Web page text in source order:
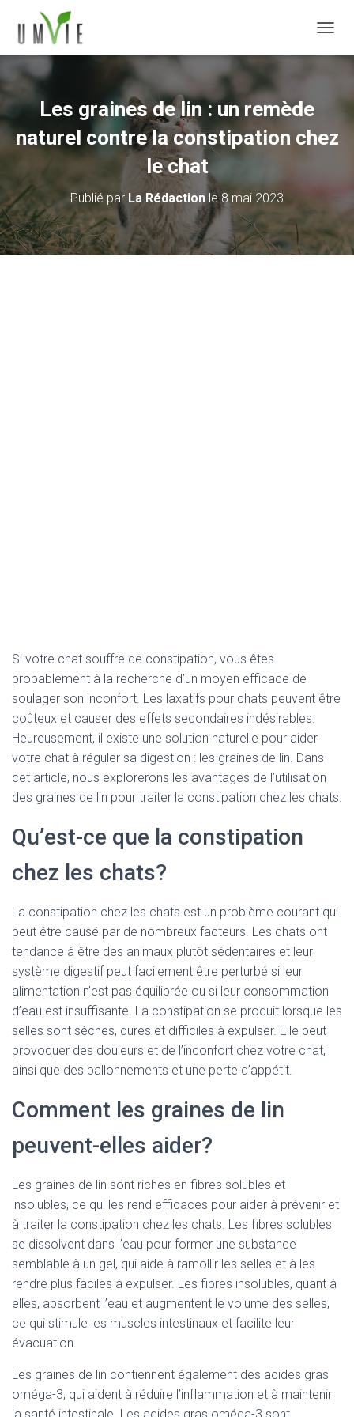
Les graines de lin : un remède
naturel contre la constipation chez
le chat
Publié par La Rédactionle8 mai 2023
Si votre chat souffre de constipation, vous êtes
probablement à la recherche d’un moyen efficace de
soulager son inconfort. Les laxatifs pour chats peuvent être
coûteux et causer des effets secondaires indésirables.
Heureusement, il existe une solution naturelle pour aider
votre chat à réguler sa digestion : les graines de lin. Dans
cet article, nous explorerons les avantages de l’utilisation
des graines de lin pour traiter la constipation chez les chats.
Qu’est-ce que la constipation
chez les chats?
La constipation chez les chats est un problème courant qui
peut être causé par de nombreux facteurs. Les chats ont
tendance à être des animaux plutôt sédentaires et leur
système digestif peut facilement être perturbé si leur
alimentation n’est pas équilibrée ou si leur consommation
d’eau est insuffisante. La constipation se produit lorsque les
selles sont sèches, dures et difficiles à expulser. Elle peut
provoquer des douleurs et de l’inconfort chez votre chat,
ainsi que des ballonnements et une perte d’appétit.
Comment les graines de lin
peuvent-elles aider?
Les graines de lin sont riches en fibres solubles et
insolubles, ce qui les rend efficaces pour aider à prévenir et
à traiter la constipation chez les chats. Les fibres solubles
se dissolvent dans l’eau pour former une substance
semblable à un gel, qui aide à ramollir les selles et à les
rendre plus faciles à expulser. Les fibres insolubles, quant à
elles, absorbent l’eau et augmentent le volume des selles,
ce qui stimule les muscles intestinaux et facilite leur
évacuation.
Les graines de lin contiennent également des acides gras
oméga-3, qui aident à réduire l’inflammation et à maintenir